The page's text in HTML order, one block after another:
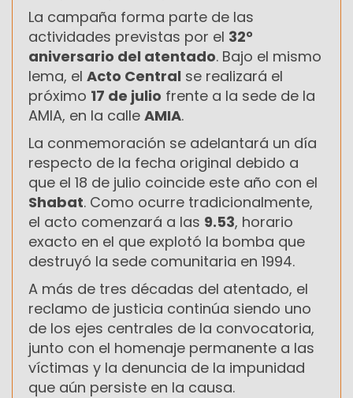
La campaña forma parte de las
actividades previstas por el 32°
aniversario del atentado. Bajo el mismo
lema, el Acto Central se realizará el
próximo 17 de julio frente a la sede de la
AMIA, en la calle AMIA.
La conmemoración se adelantará un día
respecto de la fecha original debido a
que el 18 de julio coincide este año con el
Shabat. Como ocurre tradicionalmente,
el acto comenzará a las 9.53, horario
exacto en el que explotó la bomba que
destruyó la sede comunitaria en 1994.
A más de tres décadas del atentado, el
reclamo de justicia continúa siendo uno
de los ejes centrales de la convocatoria,
junto con el homenaje permanente a las
víctimas y la denuncia de la impunidad
que aún persiste en la causa.